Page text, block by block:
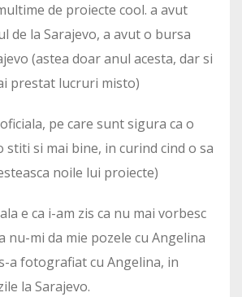
de proiecte cool. a avut
de la Sarajevo, a avut o bursa
(astea doar anul acesta, dar si
prestat lucruri misto)
pe care sunt sigura ca o
stiti si mai bine, in curind cind o sa
noile lui proiecte)
e ca i-am zis ca nu mai vorbesc
nu-mi da mie pozele cu Angelina
a fotografiat cu Angelina, in
la Sarajevo.